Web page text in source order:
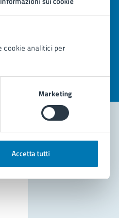
cookie analitici per
Marketing
Accetta tutti